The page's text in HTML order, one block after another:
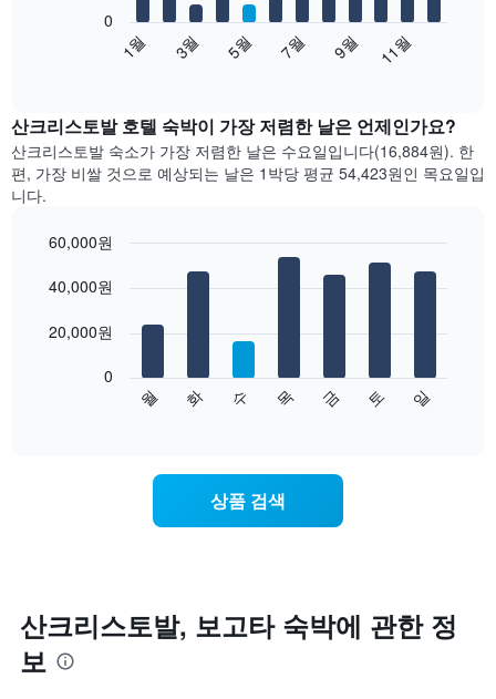
는
월
별
객
실
균
금
표
는
1
개
1월 3월 5월 7월 9월 11월
0
산크리스토발 호텔 숙박이 가장 저렴한 날은 언제인가요?
산크리스토발 숙소가 가장 저렴한 날은 수요일입니다(16,884원). 한
편, 가장 비쌀 것으로 예상되는 날은 1박당 평균 54,423원​인 목요일입
니다.
chart
bars.
균
요
금
을
graphic.
월 화 수 목 금 토 일
0
20,000원
40,000원
60,000원
상품 검색
산크리스토발, 보고타 숙박에 관한 정
보